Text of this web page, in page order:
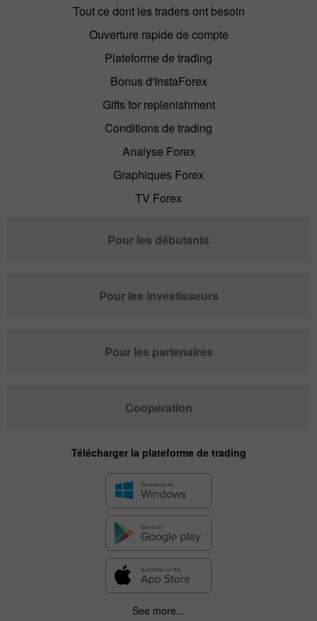
Tout ce dont les traders ont besoin
Ouverture rapide de compte
Plateforme de trading
Bonus d'InstaForex
Gifts for replenishment
Conditions de trading
Analyse Forex
Graphiques Forex
TV Forex
Pour les débutants
Pour les investisseurs
Pour les partenaires
Cooperation
Télécharger la plateforme de trading
See more...